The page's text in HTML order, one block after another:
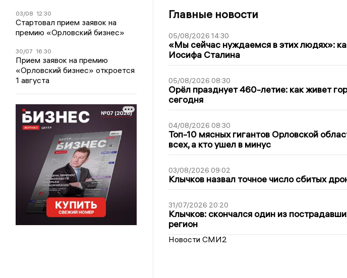
03/08 12:30
Стартовал прием заявок на
премию «Орловский бизнес»
30/07 16:30
Прием заявок на премию
«Орловский бизнес» откроется
1 августа
Главные новости
05/08/2026 14:30
«Мы сейчас нуждаемся в этих людях»:
Иосифа Сталина
05/08/2026 08:30
Орёл празднует 460-летие: как живет
сегодня
04/08/2026 08:30
Топ-10 мясных гигантов Орловской
всех, а кто ушел в минус
03/08/2026 09:02
Клычков назвал точное число сбитых
31/07/2026 20:20
Клычков: скончался один из
регион
Новости СМИ2